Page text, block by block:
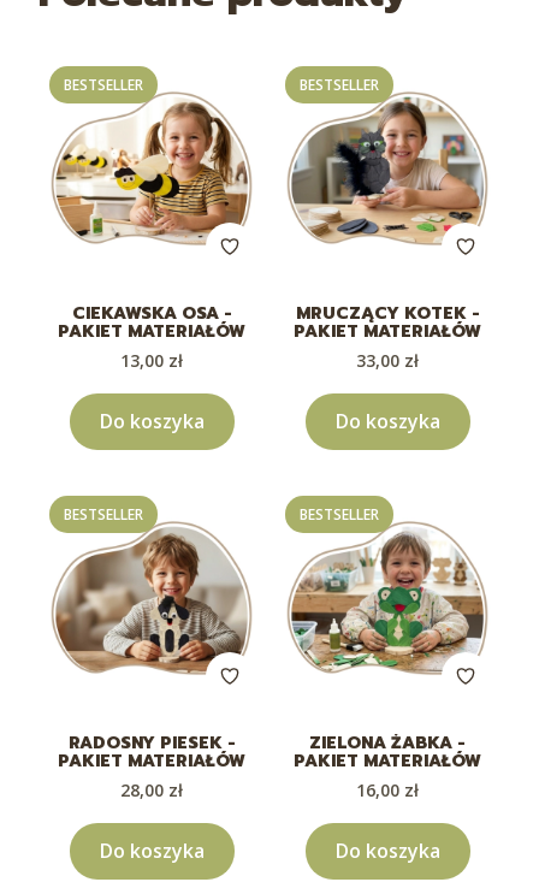
BESTSELLER
CIEKAWSKA OSA -
PAKIET MATERIAŁÓW
Cena
13,00 zł
Do koszyka
BESTSELLER
MRUCZĄCY KOTEK -
PAKIET MATERIAŁÓW
Cena
33,00 zł
Do koszyka
BESTSELLER
RADOSNY PIESEK -
PAKIET MATERIAŁÓW
Cena
28,00 zł
Do koszyka
BESTSELLER
ZIELONA ŻABKA -
PAKIET MATERIAŁÓW
Cena
16,00 zł
Do koszyka